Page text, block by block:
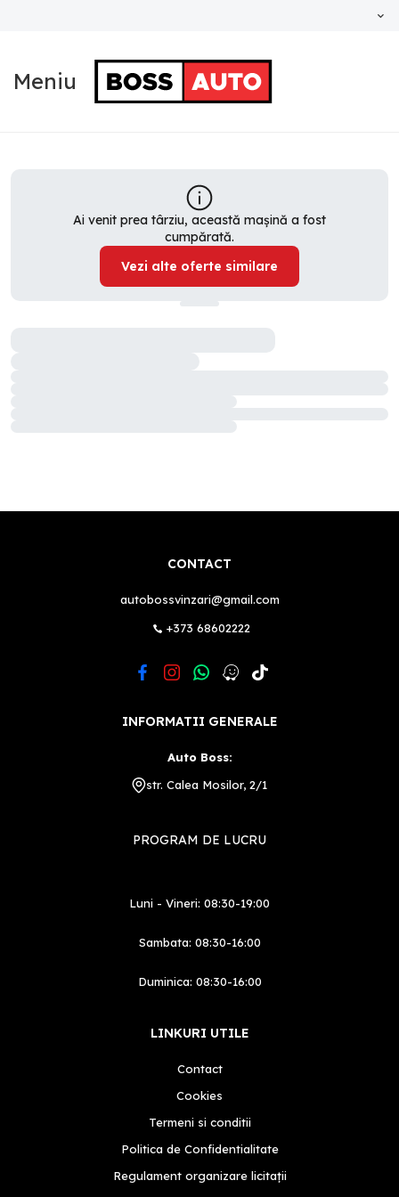
Meniu
Ai venit prea târziu, această mașină a fost
cumpărată.
Vezi alte oferte similare
CONTACT
autobossvinzari@gmail.com
+373 68602222
INFORMATII GENERALE
Auto Boss:
str. Calea Mosilor, 2/1
PROGRAM DE LUCRU
Luni - Vineri: 08:30-19:00
Sambata: 08:30-16:00
Duminica: 08:30-16:00
LINKURI UTILE
Contact
Cookies
Termeni si conditii
Politica de Confidentialitate
Regulament organizare licitații